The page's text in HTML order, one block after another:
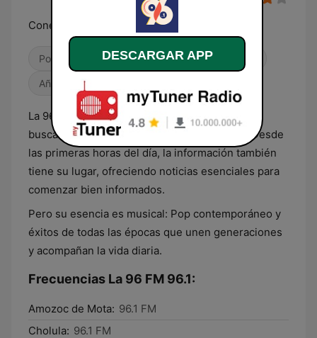
Conectamos Generaciones
Pop / Top 40 Contemporánea para adultos
Años 90
La 96 es el punto de encuentro para quienes
buscan una experiencia musical inigualable. Desde
las primeras horas del día, la información también
tiene su lugar, ofreciendo noticias esenciales para
comenzar bien informados.
Pero su esencia es musical: Pop contemporáneo y
éxitos de todas las épocas que unen generaciones
y acompañan la vida diaria.
Frecuencias La 96 FM 96.1:
Amozoc de Mota: 96.1 FM
Cholula: 96.1 FM
DESCARGAR APP